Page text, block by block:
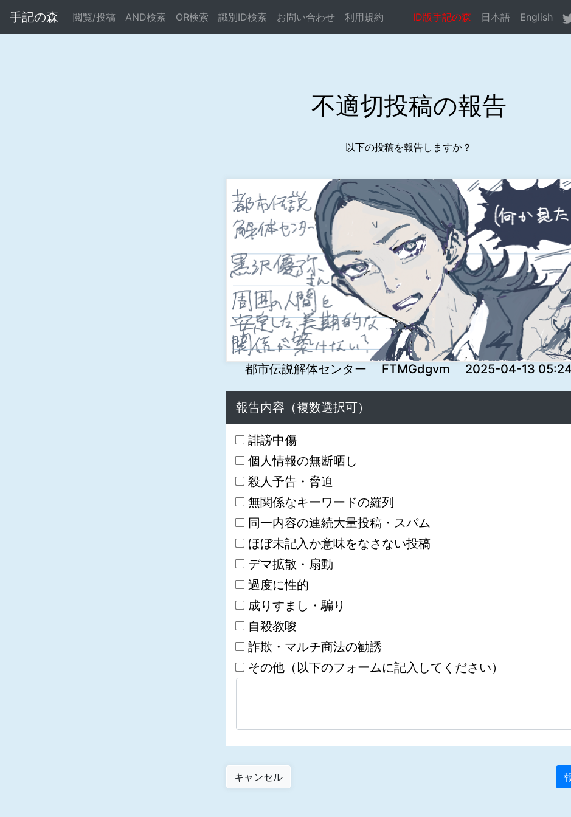
Warning: Undefined array key "error" in/home/xs695261/bocste.com/public_html/syuki-mori/reportconf.php on line 80
手記の森 閲覧/投稿 AND検索 OR検索 識別ID検索 お問い合わせ 利用規約 ID版手記の森 日本語 English
不適切投稿の報告
以下の投稿を報告しますか？
都市伝説解体センター FTMGdgvm 2025-04-13
報告内容（複数選択可）
誹謗中傷
個人情報の無断晒し
殺人予告・脅迫
無関係なキーワードの羅列
同一内容の連続大量投稿・スパム
ほぼ未記入か意味をなさない投稿
デマ拡散・扇動
過度に性的
成りすまし・騙り
自殺教唆
詐欺・マルチ商法の勧誘
その他（以下のフォームに記入してください）